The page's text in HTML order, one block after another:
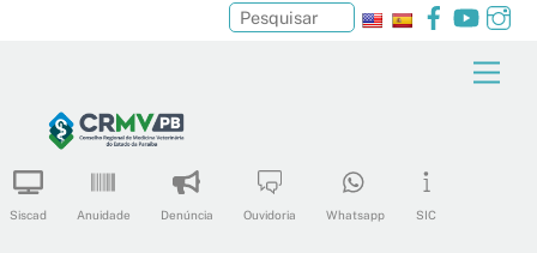
content
Facebook
Siscad Anuidade Denúncia Ouvidoria Whatsapp SIC
Pesquisar